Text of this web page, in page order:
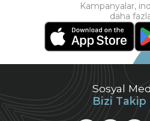
Sosyal
Bizi Takip
Kampanyalar,
daha